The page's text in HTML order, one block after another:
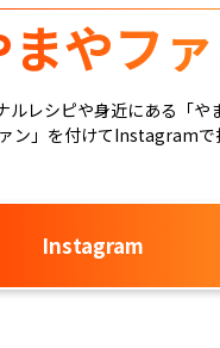
やフ
レシピや身近にある「や
ン」を付けてInstagramで
Instagram